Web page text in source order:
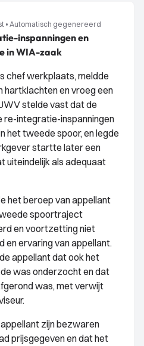
• Automatisch gegenereerd
inspanningen en
in WIA-zaak
chef werkplaats, meldde
hartklachten en vroeg een
stelde vast dat de
re-integratie-inspanningen
het tweede spoor, en legde
startte later een
als adequaat
het beroep van appellant
spoortraject
en voortzetting niet
en ervaring van appellant.
appellant dat ook het
was onderzocht en dat
was, met verwijt
zijn bezwaren
prijsgegeven en dat het